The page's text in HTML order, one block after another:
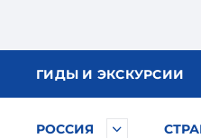
ГИДЫ И ЭКСКУРСИИ
РОССИЯ